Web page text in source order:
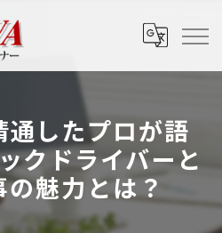
したプロが語
クドライバーと
魅力とは？